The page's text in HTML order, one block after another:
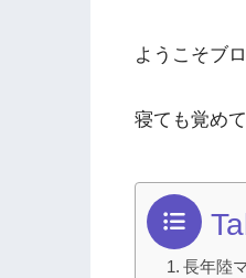
ようこそブ
寝ても覚め
長年陸